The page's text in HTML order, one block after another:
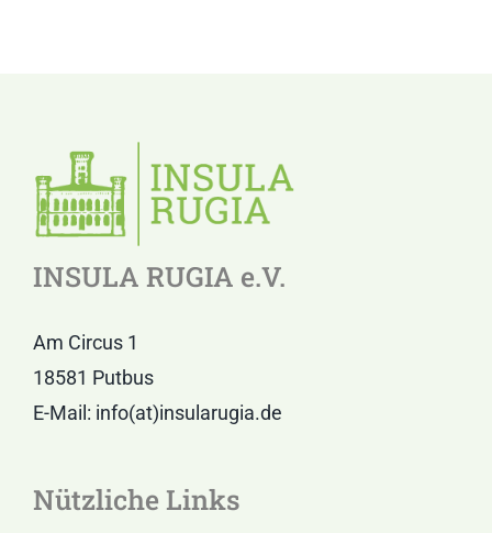
INSULA RUGIA e.V.
Am Circus 1
18581 Putbus
E-Mail: info(at)insularugia.de
Nützliche Links